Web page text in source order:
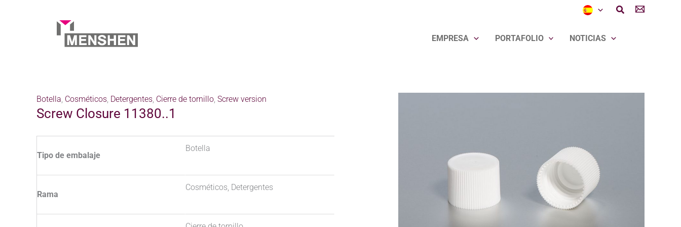
Buscar
EMPRESA PORTAFOLIO NOTICIAS
Botella, Cosméticos, Detergentes, Cierre de tornillo, Screw version
Screw Closure 11380..1
Tipo de embalaje
Botella
Rama
Cosméticos, Detergentes